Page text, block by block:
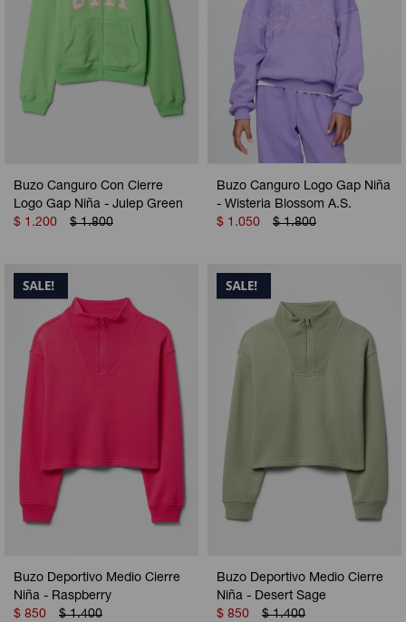
Buzo Canguro Con Cierre
Logo Gap Niña - Julep Green
$ 1.200 $ 1.800
Buzo Canguro Logo Gap Niña
- Wisteria Blossom A.S.
$ 1.050 $ 1.800
Buzo Deportivo Medio Cierre
Niña - Raspberry
$ 850 $ 1.400
Buzo Deportivo Medio Cierre
Niña - Desert Sage
$ 850 $ 1.400